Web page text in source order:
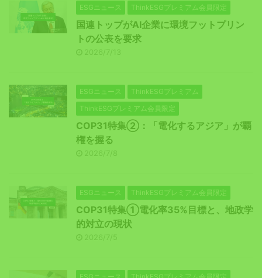
ESGニュース ThinkESGプレミアム会員限定
国連トップがAI企業に環境フットプリン
トの公表を要求
2026/7/13
ESGニュース
ThinkESGプレミアム
ThinkESGプレミアム会員限定
COP31特集②：「電化するアジア」が覇
権を握る
2026/7/8
ESGニュース ThinkESGプレミアム会員限定
COP31特集①電化率35%目標と、地政学
的対立の現状
2026/7/5